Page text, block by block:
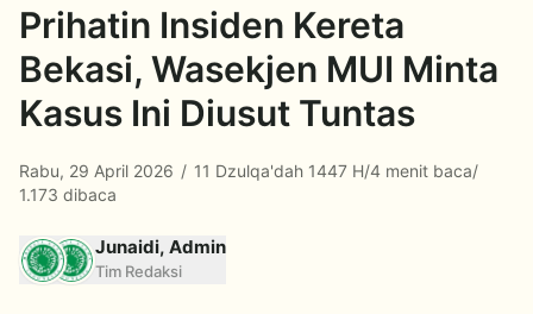
Prihatin Insiden Kereta
Bekasi, Wasekjen MUI Minta
Kasus Ini Diusut Tuntas
Rabu, 29 April 2026 / 11 Dzulqa'dah 1447 H/4 menit baca/
1.173 dibaca
Junaidi, Admin
Tim Redaksi